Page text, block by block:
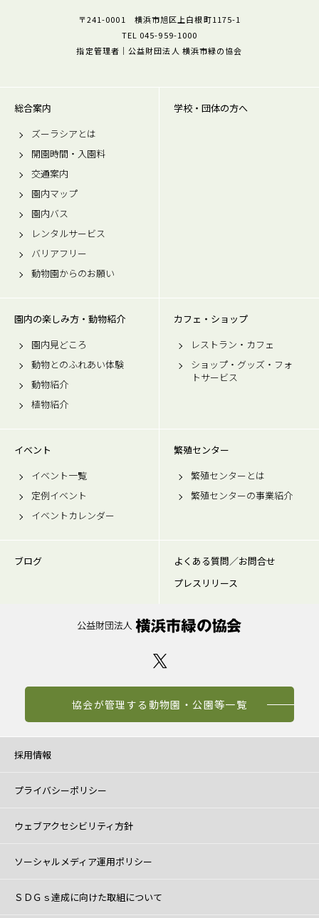
〒241-0001 横浜市旭区上白根町1175-1
TEL 045-959-1000
指定管理者｜公益財団法人 横浜市緑の協会
総合案内
ズーラシアとは
開園時間・入園料
交通案内
園内マップ
園内バス
レンタルサービス
バリアフリー
動物園からのお願い
学校・団体の方へ
園内の楽しみ方・動物紹介
園内見どころ
動物とのふれあい体験
動物紹介
植物紹介
カフェ・ショップ
レストラン・カフェ
ショップ・グッズ・フォ
トサービス
イベント
イベント一覧
定例イベント
イベントカレンダー
繁殖センター
繁殖センターとは
繁殖センターの事業紹介
ブログ
よくある質問／お問合せ
プレスリリース
協会が管理する動物園・公園等一覧
採用情報
プライバシーポリシー
ウェブアクセシビリティ方針
ソーシャルメディア運用ポリシー
ＳＤＧｓ達成に向けた取組について